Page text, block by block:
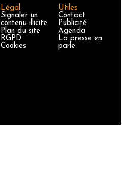
Légal
Signaler un
contenu illicite
Plan du site
RGPD
Cookies
Utiles
Contact
Publicité
Agenda
La presse en
parle